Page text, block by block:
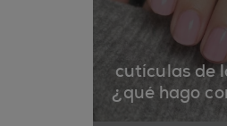
cutículas de
¿qué hago